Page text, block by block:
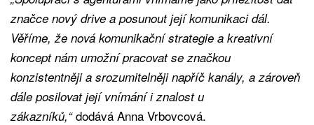
značce nový drive a posunout její komunikaci dál.
Věříme, že nová komunikační strategie a kreativní
koncept nám umožní pracovat se značkou
konzistentněji a srozumitelněji napříč kanály, a zároveň
dále posilovat její vnímání i znalost u
zákazníků,“dodává Anna Vrbovcová.